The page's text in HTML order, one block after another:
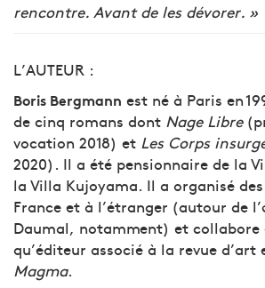
rencontre. Avant de les dévorer. »
L’AUTEUR :
Boris Bergmann est né à Paris en
de cinq romans dont Nage Libre
vocation 2018) et Les Corps
2020). Il a été pensionnaire de la
la Villa Kujoyama. Il a organisé
France et à l’étranger (autour de
Daumal, notamment) et collabore
qu’éditeur associé à la revue
Magma.